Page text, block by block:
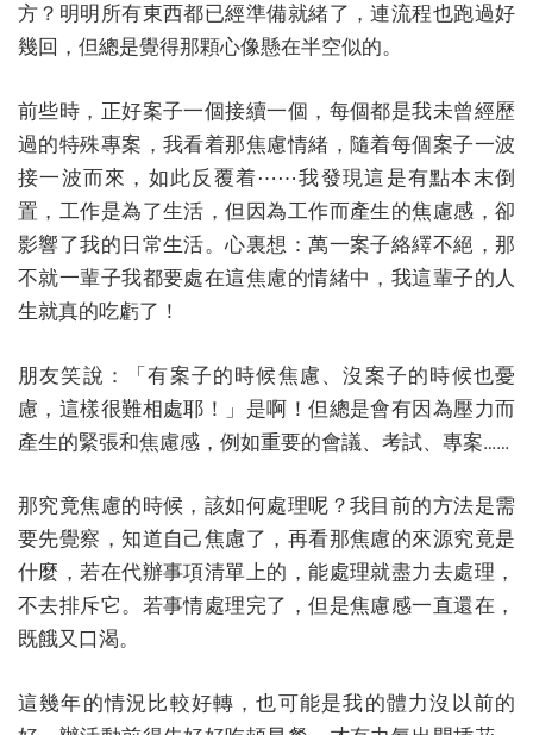
方？明明所有東西都已經準備就緒了，連流程也跑過好
幾回，但總是覺得那顆心像懸在半空似的。
前些時，正好案子一個接續一個，每個都是我未曾經歷
過的特殊專案，我看着那焦慮情緒，隨着每個案子一波
接一波而來，如此反覆着⋯⋯我發現這是有點本末倒
置，工作是為了生活，但因為工作而產生的焦慮感，卻
影響了我的日常生活。心裏想：萬一案子絡繹不絕，那
不就一輩子我都要處在這焦慮的情緒中，我這輩子的人
生就真的吃虧了！
朋友笑說：「有案子的時候焦慮、沒案子的時候也憂
慮，這樣很難相處耶！」是啊！但總是會有因為壓力而
產生的緊張和焦慮感，例如重要的會議、考試、專案……
那究竟焦慮的時候，該如何處理呢？我目前的方法是需
要先覺察，知道自己焦慮了，再看那焦慮的來源究竟是
什麼，若在代辦事項清單上的，能處理就盡力去處理，
不去排斥它。若事情處理完了，但是焦慮感一直還在，
既餓又口渴。
這幾年的情況比較好轉，也可能是我的體力沒以前的